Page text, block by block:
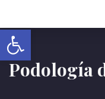
Abrir
Podología